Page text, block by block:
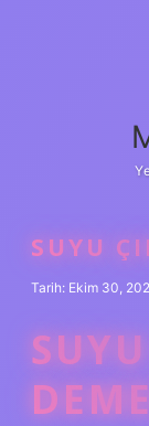
SUYU
Tarih: Ekim 30,